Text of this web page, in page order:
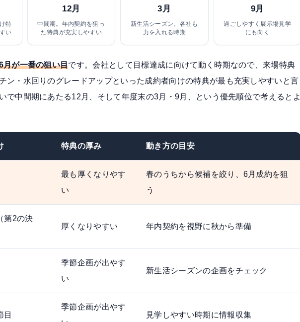
特
い
12月
中間期。年内契約を狙っ
た特典が充実しやすい
3月
新生活シーズン。各社も
力を入れる時期
9月
過ごしやすく展示場見学
にも向く
月が一番の狙い目です。会社として目標達成に向けて動く時期なので、来場特典
ン・水回りのグレードアップといった成約者向けの特典が最も充実しやすいと言
で中間期にあたる12月、そして年度末の3月・9月、という優先順位で考えるとよ
特典の厚み 動き方の目安
最も厚くなりやす
い
春のうちから候補を絞り、6月成約を狙
う
第2の決
厚くなりやすい 年内契約を視野に秋から準備
季節企画が出やす
い
新生活シーズンの企画をチェック
目
季節企画が出やす
見学しやすい時期に情報収集